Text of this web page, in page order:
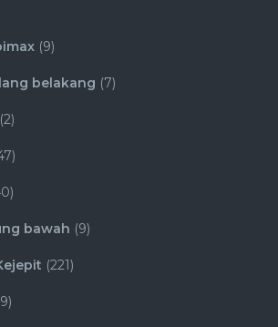
(9)
belakang (7)
(2)
bawah (9)
(221)